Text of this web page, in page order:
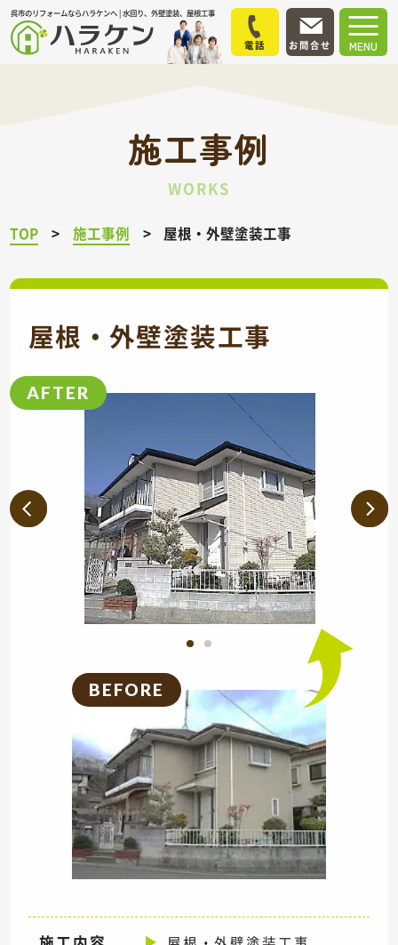
呉市のリフォームならハラケンへ | 水回り、外壁塗装、屋根工事
MENU
電話 お問合せ
施工事例
WORKS
TOP 施工事例 屋根・外壁塗装工事
屋根・外壁塗装工事